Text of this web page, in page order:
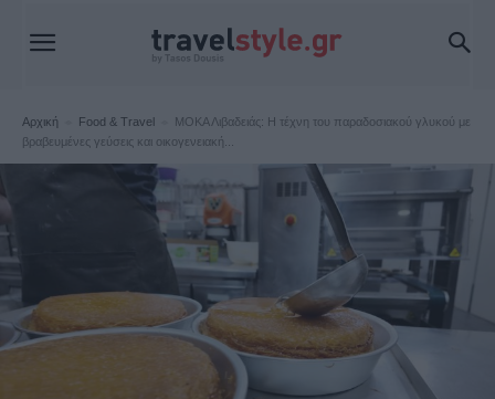
Αρχική Food & Travel
ΜΟΚΑ Λιβαδειάς: Η τέχνη του παραδοσιακού γλυκού με
βραβευμένες γεύσεις και οικογενειακή...